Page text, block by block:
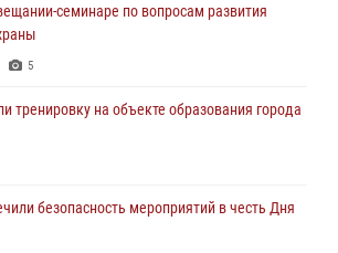
семинаре по вопросам развития
5
тренировку на объекте образования города
безопасность мероприятий в честь Дня